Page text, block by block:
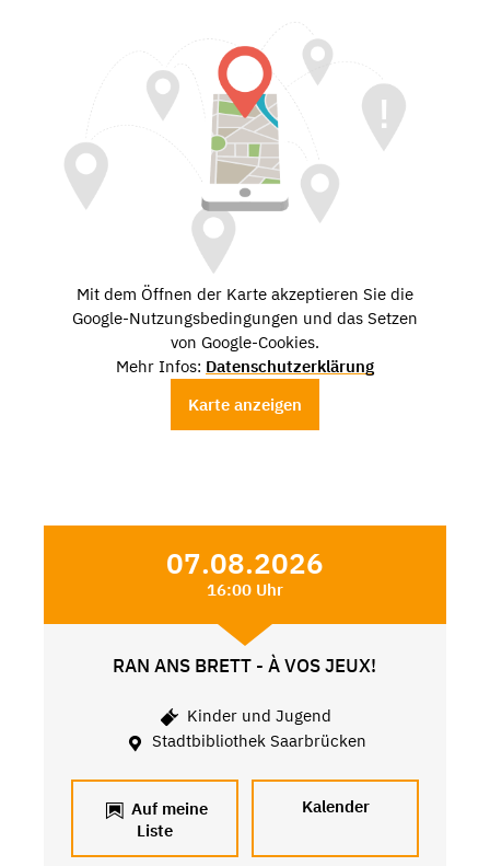
Mit dem Öffnen der Karte akzeptieren Sie die
Google-Nutzungsbedingungen und das Setzen
von Google-Cookies.
Mehr Infos: Datenschutzerklärung
Karte anzeigen
07.08.2026
16:00 Uhr
RAN ANS BRETT - À VOS JEUX!
Kinder und Jugend
Stadtbibliothek Saarbrücken
Auf meine
Liste
Kalender